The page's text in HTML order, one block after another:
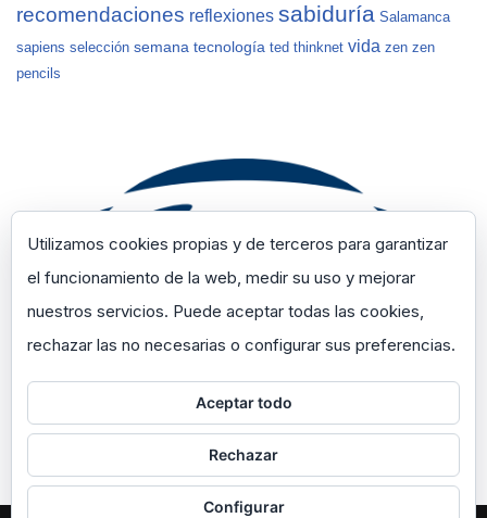
recomendaciones reflexiones sabiduría Salamanca
sapiens selección semana tecnología ted thinknet vida zen zen
pencils
Utilizamos cookies propias y de terceros para garantizar
el funcionamiento de la web, medir su uso y mejorar
nuestros servicios. Puede aceptar todas las cookies,
rechazar las no necesarias o configurar sus preferencias.
Aceptar todo
Rechazar
Configurar